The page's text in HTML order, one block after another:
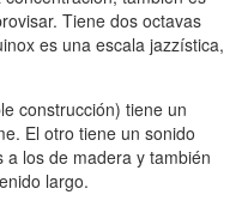
Tiene dos octavas
es una escala jazzística,
construcción) tiene un
El otro tiene un sonido
los de madera y también
largo.